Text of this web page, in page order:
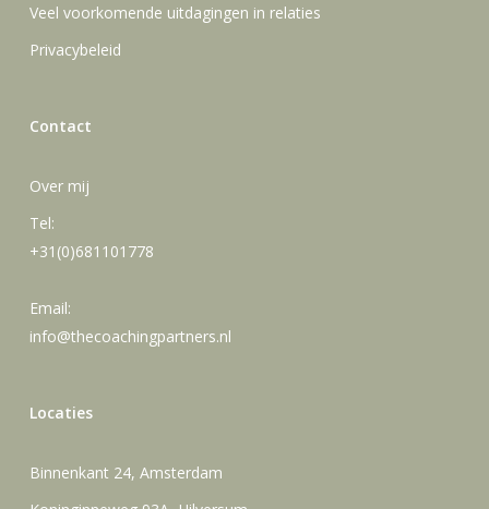
Veel voorkomende uitdagingen in relaties
Privacybeleid
Contact
Over mij
Tel:
+31(0)681101778
Email:
info@thecoachingpartners.nl
Locaties
Binnenkant 24, Amsterdam